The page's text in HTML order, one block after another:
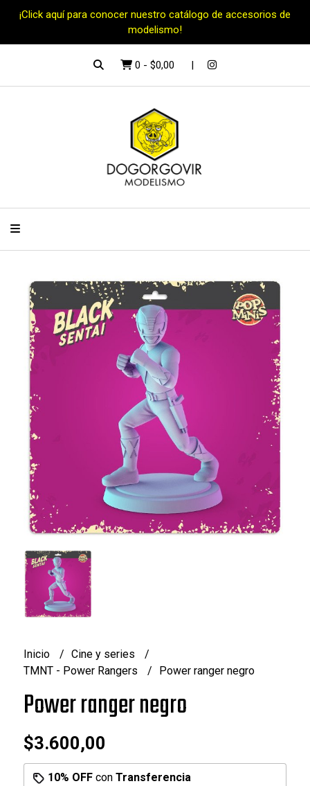
¡Click aquí para conocer nuestro catálogo de accesorios de
modelismo!
0 - $0,00
Inicio
Cine y series
TMNT - Power Rangers
Power ranger negro
Power ranger negro
$3.600,00
10% OFFcon Transferencia